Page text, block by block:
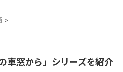
>
車窓から」シリーズを紹介